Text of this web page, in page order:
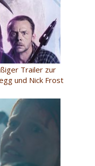
Trailer zur
und Nick Frost